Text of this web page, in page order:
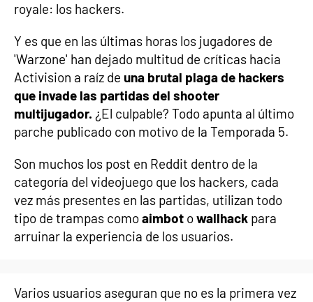
royale: los hackers.
Y es que en las últimas horas los jugadores de
'Warzone' han dejado multitud de críticas hacia
Activision a raíz de una brutal plaga de hackers
que invade las partidas del shooter
multijugador. ¿El culpable? Todo apunta al último
parche publicado con motivo de la Temporada 5.
Son muchos los post en Reddit dentro de la
categoría del videojuego que los hackers, cada
vez más presentes en las partidas, utilizan todo
tipo de trampas comoaimbot owallhack para
arruinar la experiencia de los usuarios.
Varios usuarios aseguran que no es la primera vez